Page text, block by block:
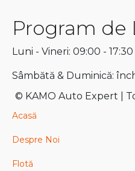
Program de
Luni - Vineri: 09:00 - 17:30
Sâmbătă & Duminică:
© KAMO Auto Expert |
Acasă
Despre Noi
Flotă